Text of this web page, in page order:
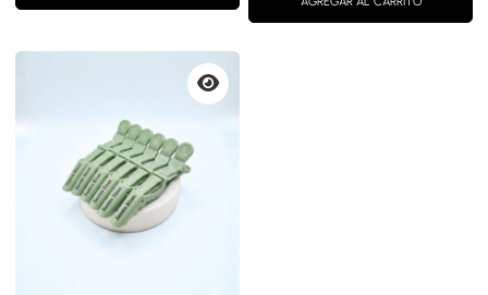
era:
es:
Vista